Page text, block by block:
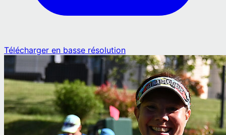
Télécharger en basse résolution